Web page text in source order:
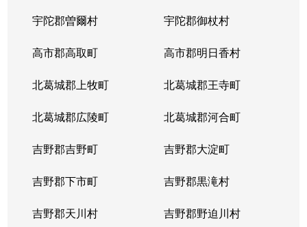
宇陀郡曽爾村 宇陀郡御杖村
高市郡高取町 高市郡明日香村
北葛城郡上牧町 北葛城郡王寺町
北葛城郡広陵町 北葛城郡河合町
吉野郡吉野町 吉野郡大淀町
吉野郡下市町 吉野郡黒滝村
吉野郡天川村 吉野郡野迫川村